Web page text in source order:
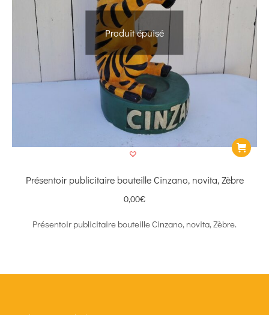
Produit épuisé
Présentoir publicitaire bouteille Cinzano, novita, Zèbre
0,00€
Présentoir publicitaire bouteille Cinzano, novita, Zèbre.